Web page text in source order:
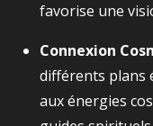
favorise une
Connexion
différents plans
aux énergies